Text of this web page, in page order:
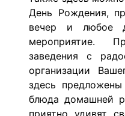
День Рождения,
вечер и любое
мероприятие.
заведения с
организации
здесь
блюда домашней
приятно удивят